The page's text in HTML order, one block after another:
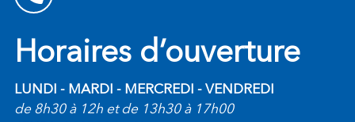
Horaires d’ouverture
LUNDI - MARDI - MERCREDI - VENDREDI
de 8h30 à 12h et de 13h30 à 17h00